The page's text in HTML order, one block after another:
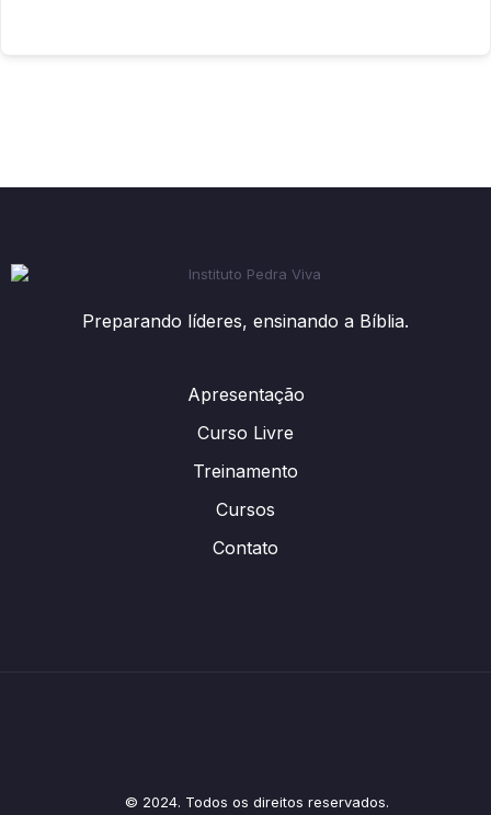
Preparando líderes, ensinando a Bíblia.
Apresentação
Curso Livre
Treinamento
Cursos
Contato
© 2024. Todos os direitos reservados.